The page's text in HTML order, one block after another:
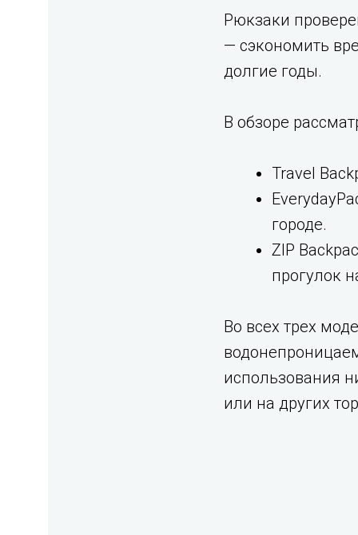
Рюкзаки
— сэкономить
долгие годы.
В обзоре
Travel
городе.
ZIP
прогулок
Во всех трех
использования
или на других